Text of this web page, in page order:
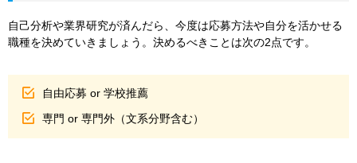
自己分析や業界研究が済んだら、今度は応募方法や自分を活かせる
職種を決めていきましょう。決めるべきことは次の2点です。
自由応募 or 学校推薦
専門 or 専門外（文系分野含む）